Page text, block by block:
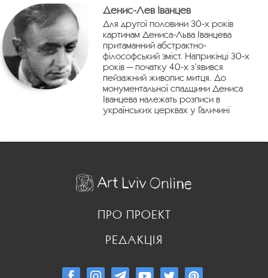
Денис-Лев Іванцев
Для другої половини 30-х років
картинам Дениса-Льва Іванцева
притаманний абстрактно-
філософський зміст. Наприкінці 30-х
років — початку 40-х з’явився
пейзажний живопис митця. До
монументальної спадщини Дениса
Іванцева належать розписи в
українських церквах у Галичині
ПРО ПРОЕКТ
РЕДАКЦІЯ